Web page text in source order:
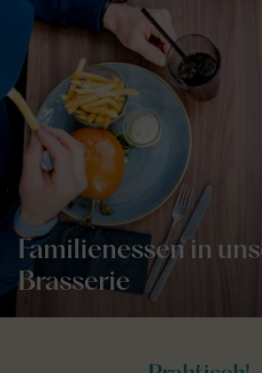
Familienessen in
Brasserie